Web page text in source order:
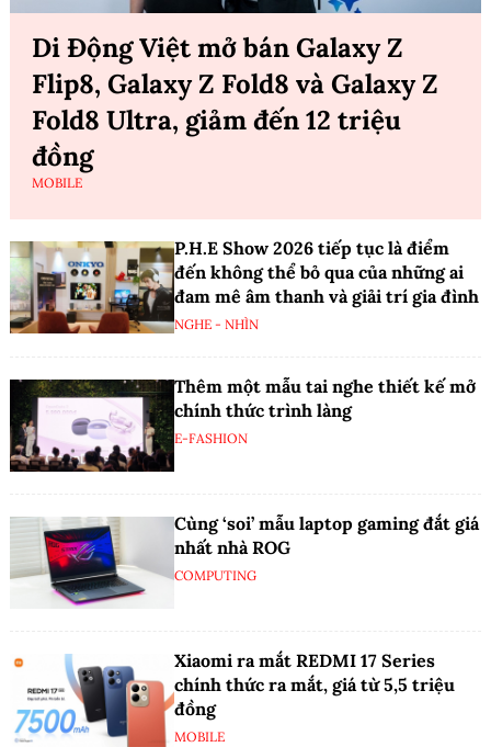
Di Động Việt mở bán Galaxy Z
Flip8, Galaxy Z Fold8 và Galaxy Z
Fold8 Ultra, giảm đến 12 triệu
đồng
MOBILE
P.H.E Show 2026 tiếp tục là điểm
đến không thể bỏ qua của những ai
đam mê âm thanh và giải trí gia đình
NGHE - NHÌN
Thêm một mẫu tai nghe thiết kế mở
chính thức trình làng
E-FASHION
Cùng ‘soi’ mẫu laptop gaming đắt giá
nhất nhà ROG
COMPUTING
Xiaomi ra mắt REDMI 17 Series
chính thức ra mắt, giá từ 5,5 triệu
đồng
MOBILE